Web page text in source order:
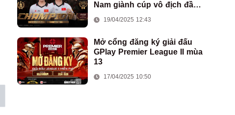
Nam giành cúp vô địch đầu
19/04/2025 12:43
Mở cổng đăng ký giải đấu
GPlay Premier League II mùa
13
17/04/2025 10:50